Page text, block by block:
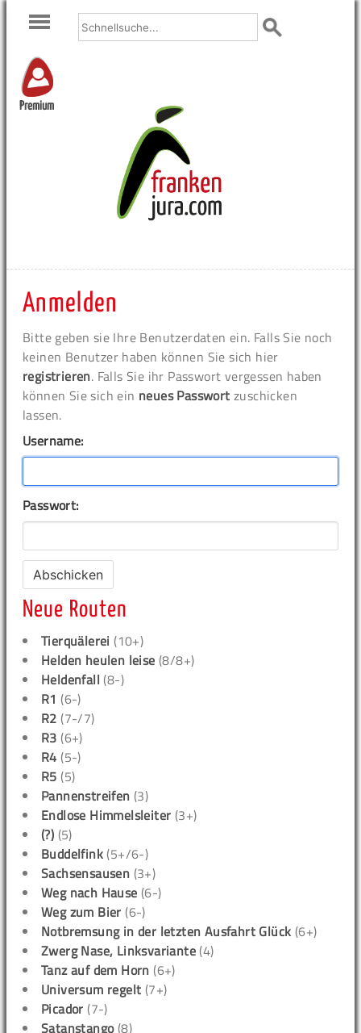
Premium
Anmelden
Bitte geben sie Ihre Benutzerdaten ein. Falls Sie noch
keinen Benutzer haben können Sie sich hier
registrieren. Falls Sie ihr Passwort vergessen haben
können Sie sich ein neues Passwort zuschicken
lassen.
Username:
Passwort:
Neue Routen
Tierquälerei (10+)
Helden heulen leise (8/8+)
Heldenfall (8-)
R1 (6-)
R2 (7-/7)
R3 (6+)
R4 (5-)
R5 (5)
Pannenstreifen (3)
Endlose Himmelsleiter (3+)
(?) (5)
Buddelfink (5+/6-)
Sachsensausen (3+)
Weg nach Hause (6-)
Weg zum Bier (6-)
Notbremsung in der letzten Ausfahrt Glück (6+)
Zwerg Nase, Linksvariante (4)
Tanz auf dem Horn (6+)
Universum regelt (7+)
Picador (7-)
Satanstango(8)